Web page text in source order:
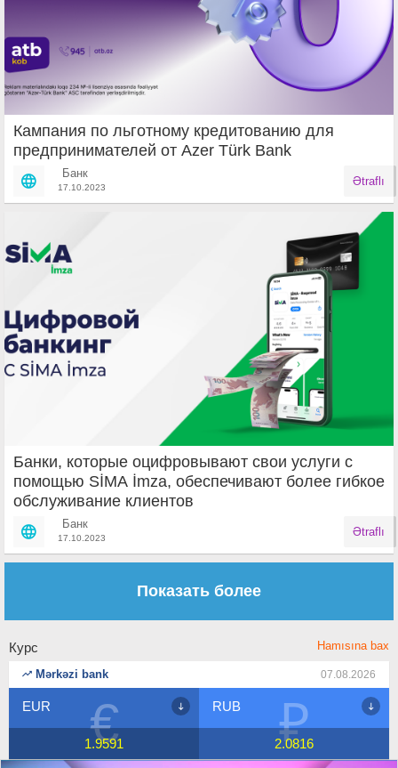
Кампания по льготному кредитованию для
предпринимателей от Azer Türk Bank
Банк
17.10.2023 Ətraflı
Банки, которые оцифровывают свои услуги с
помощью SİMA İmza, обеспечивают более гибкое
обслуживание клиентов
Банк
17.10.2023 Ətraflı
Показать более
Курс Hamısına bax
Mərkəzi bank 07.08.2026
€
EUR
1.9591 ₽
RUB
2.0816